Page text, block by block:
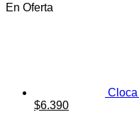
En Oferta
El
$6.390El